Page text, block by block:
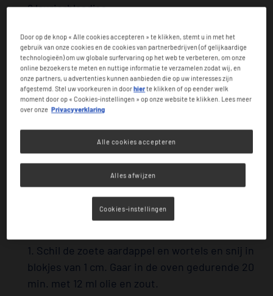
6 laurierblaadjes
0,6 gemalen witte peper
100 ml kookroom 15%
1 g zout
Bereiding
1. Schil de zoete aardappel en wortels en snij in
blokjes van 1 cm. Gaar in de oven gedurende 20
min. met 12 ml olie en zout.
Door op de knop « Alle cookies accepteren » te klikken, stemt u in met het
gebruik van onze cookies en de cookies van partnerbedrijven (of gelijkaardige
technologieën) om uw globale surfervaring op het web te verbeteren, om onze
online bezoekers te meten en nuttige informatie te verzamelen zodat wij, en
onze partners, u advertenties kunnen aanbieden die op uw interesses zijn
afgestemd. Stel uw voorkeuren in doorhierte klikken of op eender welk
moment door op « Cookies-instellingen » op onze website te klikken. Lees meer
over onze Privacyverklaring
Alles afwijzen
Alle cookies accepteren
Cookies-instellingen